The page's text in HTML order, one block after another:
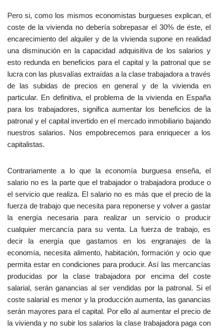
Pero si, como los mismos economistas burgueses explican, el
coste de la vivienda no debería sobrepasar el 30% de éste, el
encarecimiento del alquiler y de la vivienda supone en realidad
una disminución en la capacidad adquisitiva de los salarios y
esto redunda en beneficios para el capital y la patronal que se
lucra con las plusvalías extraídas a la clase trabajadora a través
de las subidas de precios en general y de la vivienda en
particular. En definitiva, el problema de la vivienda en España
para los trabajadores, significa aumentar los beneficios de la
patronal y el capital invertido en el mercado inmobiliario bajando
nuestros salarios. Nos empobrecemos para enriquecer a los
capitalistas.
Contrariamente a lo que la economía burguesa enseña, el
salario no es la parte que el trabajador o trabajadora produce o
el servicio que realiza. El salario no es más que el precio de la
fuerza de trabajo que necesita para reponerse y volver a gastar
la energía necesaria para realizar un servicio o producir
cualquier mercancía para su venta. La fuerza de trabajo, es
decir la energía que gastamos en los engranajes de la
economía, necesita alimento, habitación, formación y ocio que
permita estar en condiciones para producir. Así las mercancías
producidas por la clase trabajadora por encima del coste
salarial, serán ganancias al ser vendidas por la patronal. Si el
coste salarial es menor y la producción aumenta, las ganancias
serán mayores para el capital. Por ello al aumentar el precio de
la vivienda y no subir los salarios la clase trabajadora paga con